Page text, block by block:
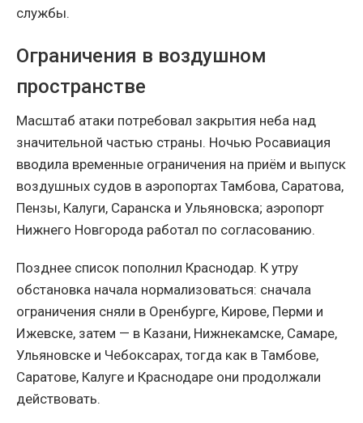
службы.
Ограничения в воздушном
пространстве
Масштаб атаки потребовал закрытия неба над
значительной частью страны. Ночью Росавиация
вводила временные ограничения на приём и выпуск
воздушных судов в аэропортах Тамбова, Саратова,
Пензы, Калуги, Саранска и Ульяновска; аэропорт
Нижнего Новгорода работал по согласованию.
Позднее список пополнил Краснодар. К утру
обстановка начала нормализоваться: сначала
ограничения сняли в Оренбурге, Кирове, Перми и
Ижевске, затем — в Казани, Нижнекамске, Самаре,
Ульяновске и Чебоксарах, тогда как в Тамбове,
Саратове, Калуге и Краснодаре они продолжали
действовать.